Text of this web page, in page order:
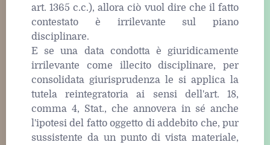
art. 1365 c.c.), allora ciò vuol dire che il fatto
contestato è irrilevante sul piano
disciplinare.
E se una data condotta è giuridicamente
irrilevante come illecito disciplinare, per
consolidata giurisprudenza le si applica la
tutela reintegratoria ai sensi dell'art. 18,
comma 4, Stat., che annovera in sé anche
l'ipotesi del fatto oggetto di addebito che, pur
sussistente da un punto di vista materiale,